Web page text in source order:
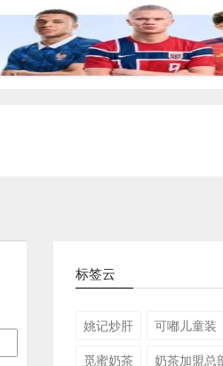
标签云
姚记炒肝 可嘟儿童装
觅蜜奶茶
奶茶加盟总